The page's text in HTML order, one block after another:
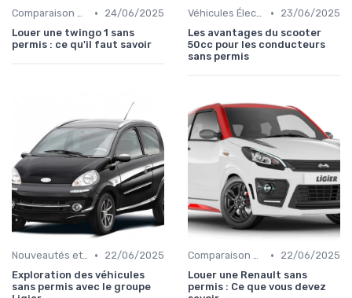
Comparaison des Modèles •
24/06/2025
Louer une twingo 1 sans
permis : ce qu'il faut savoir
Véhicules Électriques sans Permis •
23/06/2025
Les avantages du scooter
50cc pour les conducteurs
sans permis
Nouveautés et Tendances •
22/06/2025
Exploration des véhicules
sans permis avec le groupe
Comparaison des Modèles •
22/06/2025
Louer une Renault sans
permis : Ce que vous devez